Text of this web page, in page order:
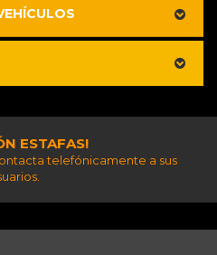
ESTAFAS!
telefónicamente a sus